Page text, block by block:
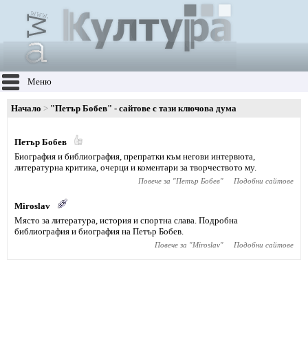
Меню
Начало "Петър Бобев" - сайтове с тази ключова дума
Петър Бобев
Биография и библиография, препратки към негови интервюта,
литературна критика, очерци и коментари за творчеството му.
Повече за "Петър Бобев" Подобни сайтове
Miroslav
Място за литература, история и спортна слава. Подробна
библиография и биография на Петър Бобев.
Повече за "Miroslav" Подобни сайтове